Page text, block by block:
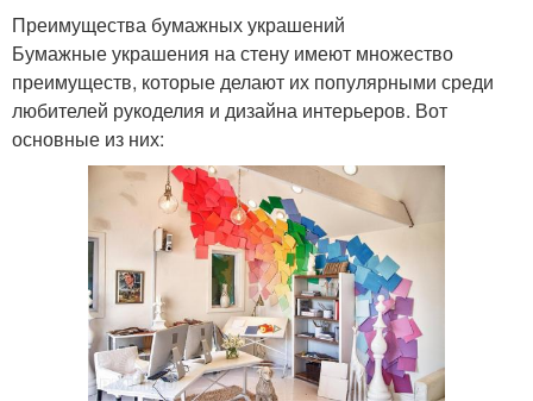
Преимущества бумажных украшений
Бумажные украшения на стену имеют множество
преимуществ, которые делают их популярными среди
любителей рукоделия и дизайна интерьеров. Вот
основные из них: